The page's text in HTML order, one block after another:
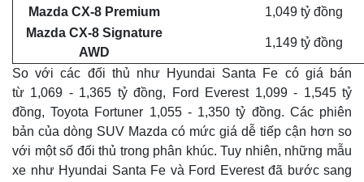
Mazda CX-8 Premium
1,049 tỷ đồng
Mazda CX-8 Signature
AWD
1,149 tỷ đồng
So với các đối thủ như Hyundai Santa Fe có giá bán
từ 1,069 - 1,365 tỷ đồng, Ford Everest 1,099 - 1,545 tỷ
đồng, Toyota Fortuner 1,055 - 1,350 tỷ đồng. Các phiên
bản của dòng SUV Mazda có mức giá dễ tiếp cận hơn so
với một số đối thủ trong phân khúc. Tuy nhiên, những mẫu
xe như Hyundai Santa Fe và Ford Everest đã bước sang